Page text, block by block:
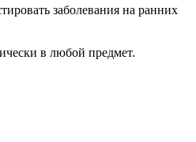
заболевания на ранних
в любой предмет.